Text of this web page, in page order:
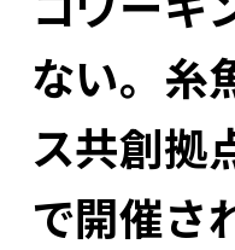
ない。糸
ス共創拠
で開催さ